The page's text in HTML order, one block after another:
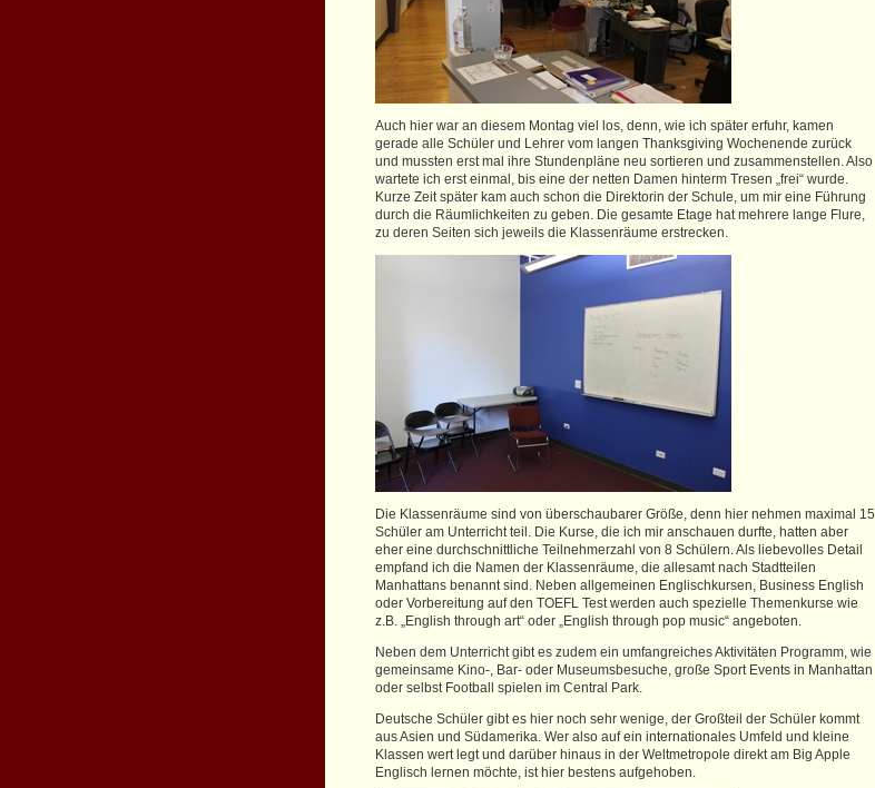
Auch hier war an diesem Montag viel los, denn, wie ich später erfuhr, kamen
gerade alle Schüler und Lehrer vom langen Thanksgiving Wochenende zurück
und mussten erst mal ihre Stundenpläne neu sortieren und zusammenstellen. Also
wartete ich erst einmal, bis eine der netten Damen hinterm Tresen „frei“ wurde.
Kurze Zeit später kam auch schon die Direktorin der Schule, um mir eine Führung
durch die Räumlichkeiten zu geben. Die gesamte Etage hat mehrere lange Flure,
zu deren Seiten sich jeweils die Klassenräume erstrecken.
Die Klassenräume sind von überschaubarer Größe, denn hier nehmen maximal 15
Schüler am Unterricht teil. Die Kurse, die ich mir anschauen durfte, hatten aber
eher eine durchschnittliche Teilnehmerzahl von 8 Schülern. Als liebevolles Detail
empfand ich die Namen der Klassenräume, die allesamt nach Stadtteilen
Manhattans benannt sind. Neben allgemeinen Englischkursen, Business English
oder Vorbereitung auf den TOEFL Test werden auch spezielle Themenkurse wie
z.B. „English through art“ oder „English through pop music“ angeboten.
Neben dem Unterricht gibt es zudem ein umfangreiches Aktivitäten Programm, wie
gemeinsame Kino-, Bar- oder Museumsbesuche, große Sport Events in Manhattan
oder selbst Football spielen im Central Park.
Deutsche Schüler gibt es hier noch sehr wenige, der Großteil der Schüler kommt
aus Asien und Südamerika. Wer also auf ein internationales Umfeld und kleine
Klassen wert legt und darüber hinaus in der Weltmetropole direkt am Big Apple
Englisch lernen möchte, ist hier bestens aufgehoben.